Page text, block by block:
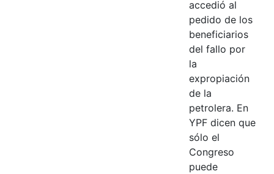
accedió al
pedido de los
beneficiarios
del fallo por
la
expropiación
de la
petrolera. En
YPF dicen que
sólo el
Congreso
puede